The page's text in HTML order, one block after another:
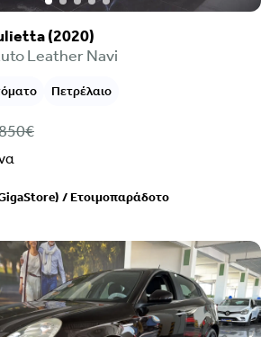
(2020)
Leather Navi
Πετρέλαιο
/Ετοιμοπαράδοτο